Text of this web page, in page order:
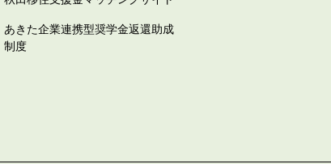
あきた企業連携型奨学金返還助成
制度